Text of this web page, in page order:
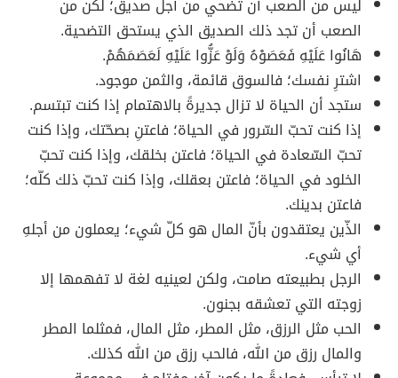
ليس من الصعب أن تضحي من أجل صديق؛ لكن من
الصعب أن تجد ذلك الصديق الذي يستحق التضحية.
هَانُوا عَلَيْهِ فَعَصَوْهُ وَلَوْ عَزُّوا عَلَيْهِ لَعَصَمَهُمْ.
اشترِ نفسك؛ فالسوق قائمة، والثمن موجود.
ستجد أن الحياة لا تزال جديرةً بالاهتمام إذا كنت تبتسم.
إذا كنت تحبّ السّرور في الحياة؛ فاعتنِ بصحّتك، وإذا كنت
تحبّ السّعادة في الحياة؛ فاعتن بخلقك، وإذا كنت تحبّ
الخلود في الحياة؛ فاعتن بعقلك، وإذا كنت تحبّ ذلك كلّه؛
فاعتن بدينك.
الذّين يعتقدون بأنّ المال هو كلّ شيء؛ يعملون من أجلهِ
أي شيء.
الرجل بطبيعته صامت، ولكن لعينيه لغة لا تفهمها إلا
زوجته التي تعشقه بجنون.
الحب مثل الرزق، مثل المطر، مثل المال، فمثلما المطر
والمال رزق من الله، فالحب رزق من الله كذلك.